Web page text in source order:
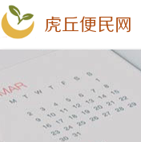
虎丘便民网